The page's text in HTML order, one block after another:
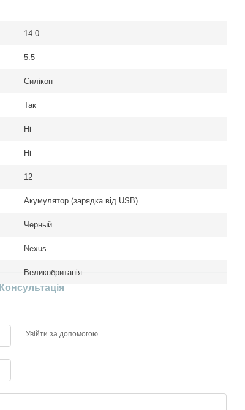
14.0
5.5
Силікон
Так
Ні
Ні
12
Акумулятор (зарядка від USB)
Черный
Nexus
Великобританія
Консультація
Увійти за допомогою